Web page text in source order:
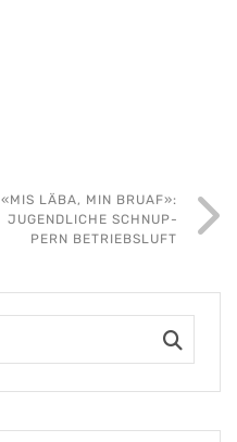
«MIS LÄBA, MIN BRUAF»:
JUGEND­LICHE SCHNUP­
PERN BETRIEBSLUFT